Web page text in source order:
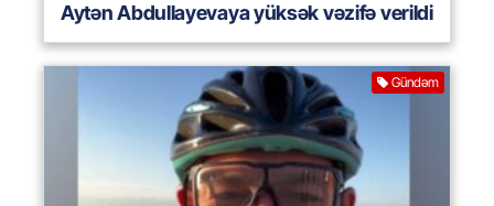
Aytən Abdullayevaya yüksək vəzifə verildi
Gündəm